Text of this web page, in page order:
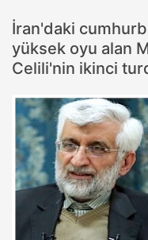
İran'daki
yüksek oyu alan
Celili'nin ikinci